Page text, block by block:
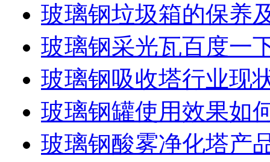
玻璃钢垃圾箱的保养
玻璃钢采光瓦百度一
玻璃钢吸收塔行业现
玻璃钢罐使用效果如
玻璃钢酸雾净化塔产